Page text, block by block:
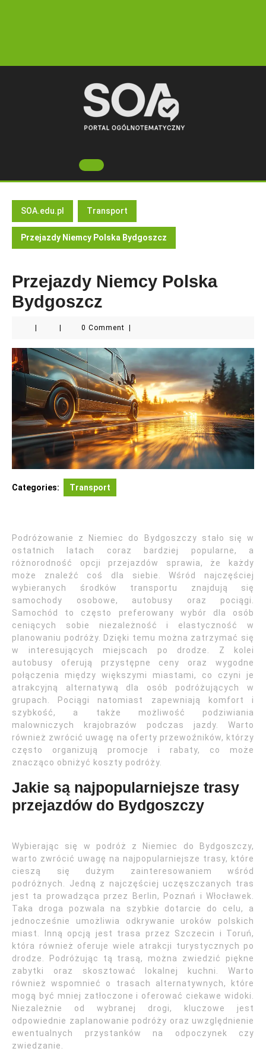
Open
Button
SOA.edu.pl Transport
Przejazdy Niemcy Polska Bydgoszcz
Przejazdy Niemcy Polska
Bydgoszcz
0 Comment
Categories: Transport
Podróżowanie z Niemiec do Bydgoszczy stało się w
ostatnich latach coraz bardziej popularne, a
różnorodność opcji przejazdów sprawia, że każdy
może znaleźć coś dla siebie. Wśród najczęściej
wybieranych środków transportu znajdują się
samochody osobowe, autobusy oraz pociągi.
Samochód to często preferowany wybór dla osób
ceniących sobie niezależność i elastyczność w
planowaniu podróży. Dzięki temu można zatrzymać się
w interesujących miejscach po drodze. Z kolei
autobusy oferują przystępne ceny oraz wygodne
połączenia między większymi miastami, co czyni je
atrakcyjną alternatywą dla osób podróżujących w
grupach. Pociągi natomiast zapewniają komfort i
szybkość, a także możliwość podziwiania
malowniczych krajobrazów podczas jazdy. Warto
również zwrócić uwagę na oferty przewoźników, którzy
często organizują promocje i rabaty, co może
znacząco obniżyć koszty podróży.
Jakie są najpopularniejsze trasy
przejazdów do Bydgoszczy
Wybierając się w podróż z Niemiec do Bydgoszczy,
warto zwrócić uwagę na najpopularniejsze trasy, które
cieszą się dużym zainteresowaniem wśród
podróżnych. Jedną z najczęściej uczęszczanych tras
jest ta prowadząca przez Berlin, Poznań i Włocławek.
Taka droga pozwala na szybkie dotarcie do celu, a
jednocześnie umożliwia odkrywanie uroków polskich
miast. Inną opcją jest trasa przez Szczecin i Toruń,
która również oferuje wiele atrakcji turystycznych po
drodze. Podróżując tą trasą, można zwiedzić piękne
zabytki oraz skosztować lokalnej kuchni. Warto
również wspomnieć o trasach alternatywnych, które
mogą być mniej zatłoczone i oferować ciekawe widoki.
Niezależnie od wybranej drogi, kluczowe jest
odpowiednie zaplanowanie podróży oraz uwzględnienie
ewentualnych przystanków na odpoczynek czy
zwiedzanie.